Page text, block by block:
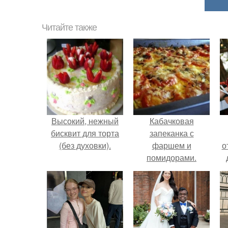
Читайте также
Высокий, нежный
бисквит для торта
(без духовки).
Кабачковая
запеканка с
фаршем и
помидорами.